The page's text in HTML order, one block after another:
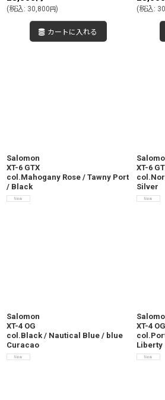
(税込: 30,800円)
カートに入れる
(税込:
Salomon
XT-6 GTX
col.Mahogany Rose / Tawny Port
/ Black
XT-6
Silver
Salomon
XT-4 OG
col.Black / Nautical Blue / blue
Curacao
XT-4
Liberty